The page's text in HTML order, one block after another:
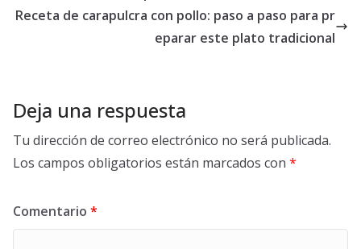
Receta de carapulcra con pollo: paso a paso para pr
eparar este plato tradicional
Deja una respuesta
Tu dirección de correo electrónico no será publicada.
Los campos obligatorios están marcados con *
Comentario *